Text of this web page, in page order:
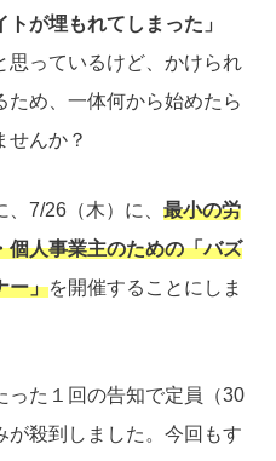
トが埋もれてしまった」
思っているけど、かけられ
ため、一体何から始めたら
せんか？
7/26（木）に、 最小の労
個人事業主のための「バズ
ー」を開催することにしま
った１回の告知で定員（30
が殺到しました。今回もす